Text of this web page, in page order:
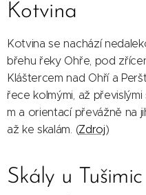
Kotvina
Kotvina se nachází
břehu řeky Ohře, pod
Kláštercem nad Ohří a
řece kolmými, až
m a orientací převážně na
až ke skalám. (Zdroj)
Skály u